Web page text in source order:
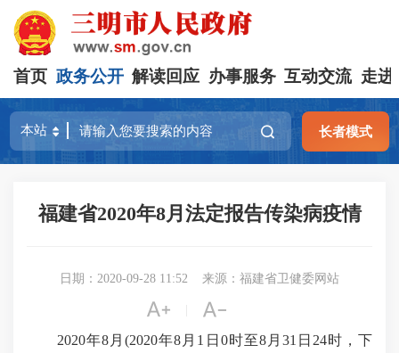
首页 政务公开 解读回应 办事服务 互动交流 走进
长者模式
福建省2020年8月法定报告传染病疫情
日期：2020-09-28 11:52 来源：福建省卫健委网站
 
2020年8 月(2020年8 月 1 日 0时至8月 31 日 24时，下